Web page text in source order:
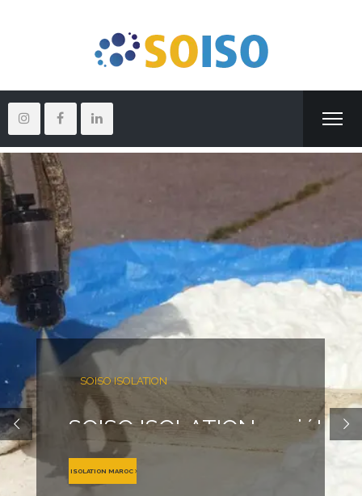
SOISO ISOLATION
SOISO ISOLATION société
mousse polyuréthane
bâtiments : Fès,
ISOLATION MAROC